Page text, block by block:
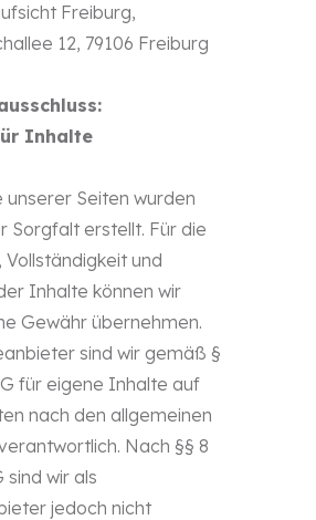
Freiburg,
12, 79106 Freiburg
Inhalte
unserer Seiten wurden
Sorgfalt erstellt. Für die
Vollständigkeit und
Inhalte können wir
Gewähr übernehmen.
sind wir gemäß §
für eigene Inhalte auf
nach den allgemeinen
Nach §§ 8
sind wir als
jedoch nicht